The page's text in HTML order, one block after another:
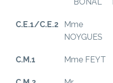
C.E.1/C.E.2
Mme
NOYGUES
C.M.1 Mme FEYT